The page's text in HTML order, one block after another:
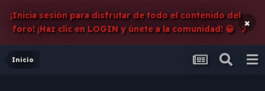
¡Inicia sesión para disfrutar de todo el contenido del
foro! ¡Haz clic en LOGIN y únete a la comunidad! 😀
×
Inicio